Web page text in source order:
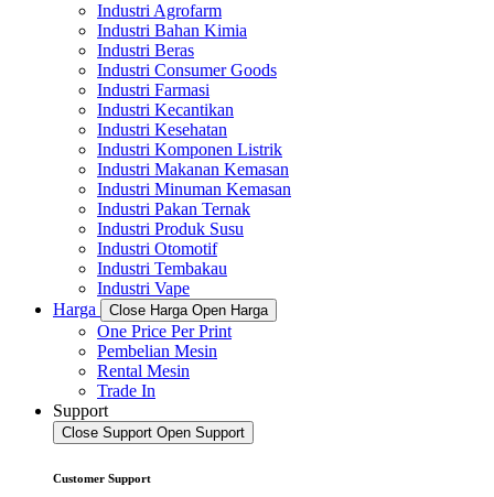
Industri Agrofarm
Industri Bahan Kimia
Industri Beras
Industri Consumer Goods
Industri Farmasi
Industri Kecantikan
Industri Kesehatan
Industri Komponen Listrik
Industri Makanan Kemasan
Industri Minuman Kemasan
Industri Pakan Ternak
Industri Produk Susu
Industri Otomotif
Industri Tembakau
Industri Vape
Harga
Close Harga Open Harga
One Price Per Print
Pembelian Mesin
Rental Mesin
Trade In
Support
Close Support Open Support
Customer Support